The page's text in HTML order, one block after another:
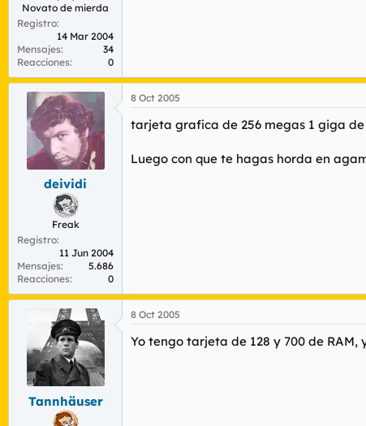
l
t
m
a
i
Novato de mierda
Registro
14 Mar 2004
Mensajes
34
Reacciones
0
deividi
Freak
Registro
11 Jun 2004
Mensajes
5.686
Reacciones
0
8 Oct 2005
tarjeta grafica de 256 megas 1 giga
Luego con que te hagas horda en
Tannhäuser
8 Oct 2005
Yo tengo tarjeta de 128 y 700 de RAM,